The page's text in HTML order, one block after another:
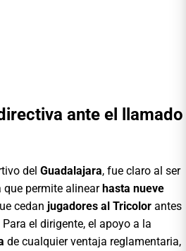
ante el llamado
del Guadalajara, fue claro al ser
que permite alinearhasta nueve
cedan jugadores al Tricolor antes
el dirigente, el apoyo a la
de cualquier ventaja reglamentaria,